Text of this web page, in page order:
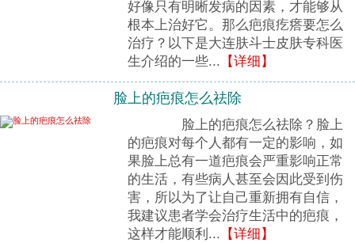
好像只有明晰发病的因素，才能够从
根本上治好它。那么疤痕疙瘩要怎么
治疗？以下是大连肤斗士皮肤专科医
生介绍的一些... 【详细】
脸上的疤痕怎么祛除
脸上的疤痕怎么祛除？脸上
的疤痕对每个人都有一定的影响，如
果脸上总有一道疤痕会严重影响正常
的生活，有些病人甚至会因此受到伤
害，所以为了让自己重新拥有自信，
我建议患者学会治疗生活中的疤痕，
这样才能顺利... 【详细】